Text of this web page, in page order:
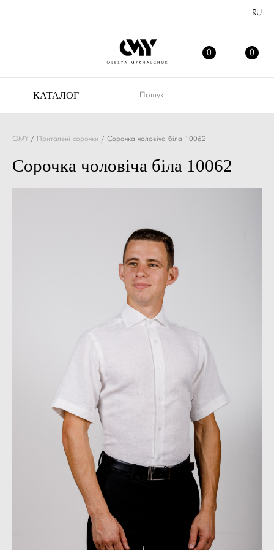
RU
0
0 ОБРАНЕ
КАТАЛОГ
OMY / Приталені сорочки / Сорочка чоловіча біла 10062